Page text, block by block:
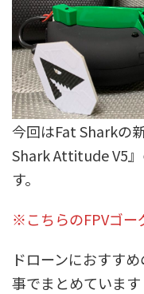
今回はFat Sharkの
Shark Attitude V5
す。
※こちらのFPVゴー
ドローンにおすす
事でまとめていま